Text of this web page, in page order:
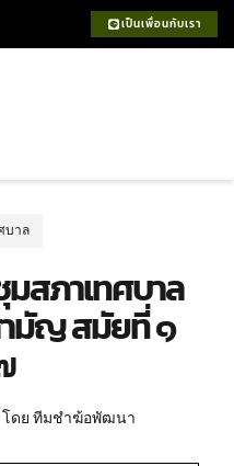
เป็นเพื่อนกับเรา
บาล
มสภาเทศบาล
มัญ สมัยที่ ๑
โดย ทีมชำฆ้อพัฒนา